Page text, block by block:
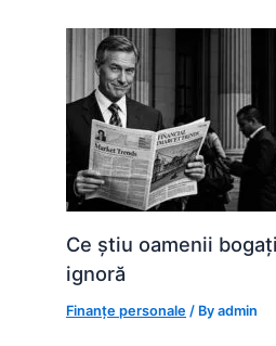
Ce știu oamenii
ignoră
Finanțe personale / Byadmin